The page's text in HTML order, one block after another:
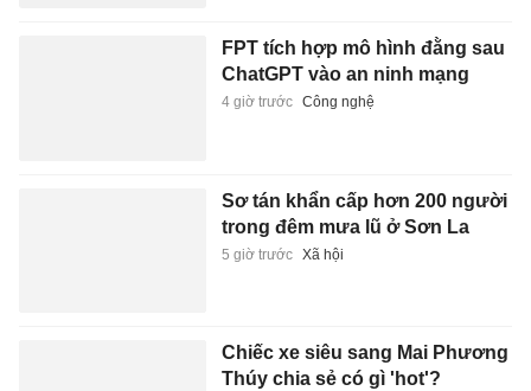
FPT tích hợp mô hình đằng sau
ChatGPT vào an ninh mạng
4 giờ trước Công nghệ
Sơ tán khẩn cấp hơn 200 người
trong đêm mưa lũ ở Sơn La
5 giờ trước Xã hội
Chiếc xe siêu sang Mai Phương
Thúy chia sẻ có gì 'hot'?